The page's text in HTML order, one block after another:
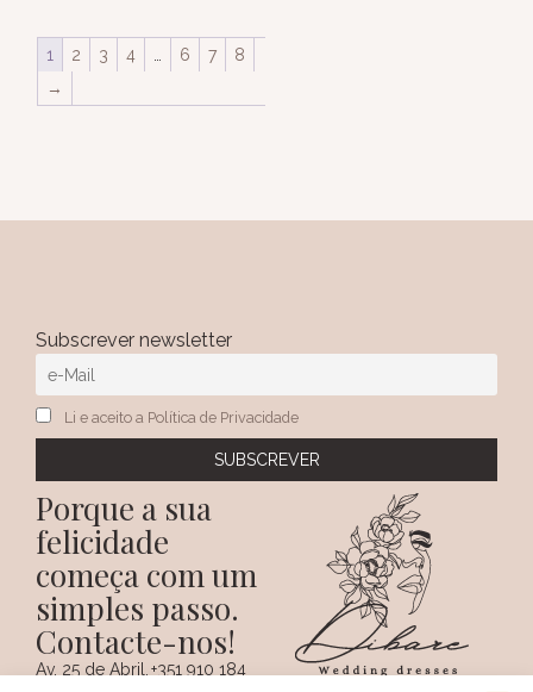
1 2 3 4 6 7
8
→
Subscrever newsletter
Li e aceito a Política de Privacidade
Porque a sua
felicidade
começa com um
simples passo.
Contacte-nos!
Av. 25 de Abril,+351 910 184